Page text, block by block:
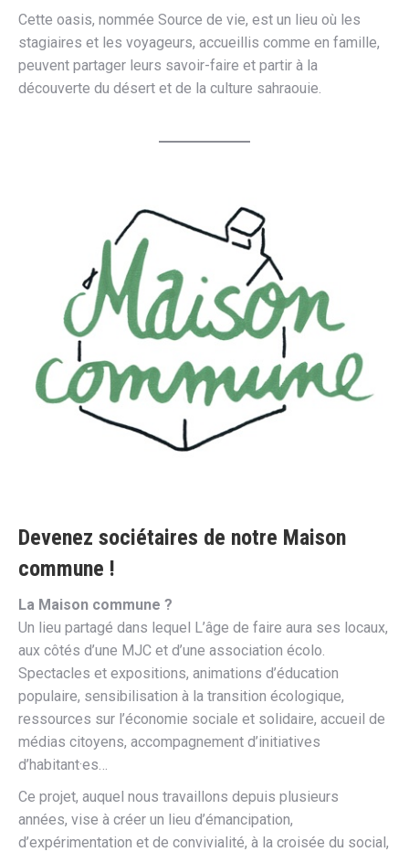
Cette oasis, nommée Source de vie, est un lieu où les
stagiaires et les voyageurs, accueillis comme en famille,
peuvent partager leurs savoir-faire et partir à la
découverte du désert et de la culture sahraouie.
Devenez sociétaires de notre Maison
commune !
La Maison commune ?
Un lieu partagé dans lequel L’âge de faire aura ses locaux,
aux côtés d’une MJC et d’une association écolo.
Spectacles et expositions, animations d’éducation
populaire, sensibilisation à la transition écologique,
ressources sur l’économie sociale et solidaire, accueil de
médias citoyens, accompagnement d’initiatives
d’habitant·es…
Ce projet, auquel nous travaillons depuis plusieurs
années, vise à créer un lieu d’émancipation,
d’expérimentation et de convivialité, à la croisée du social,